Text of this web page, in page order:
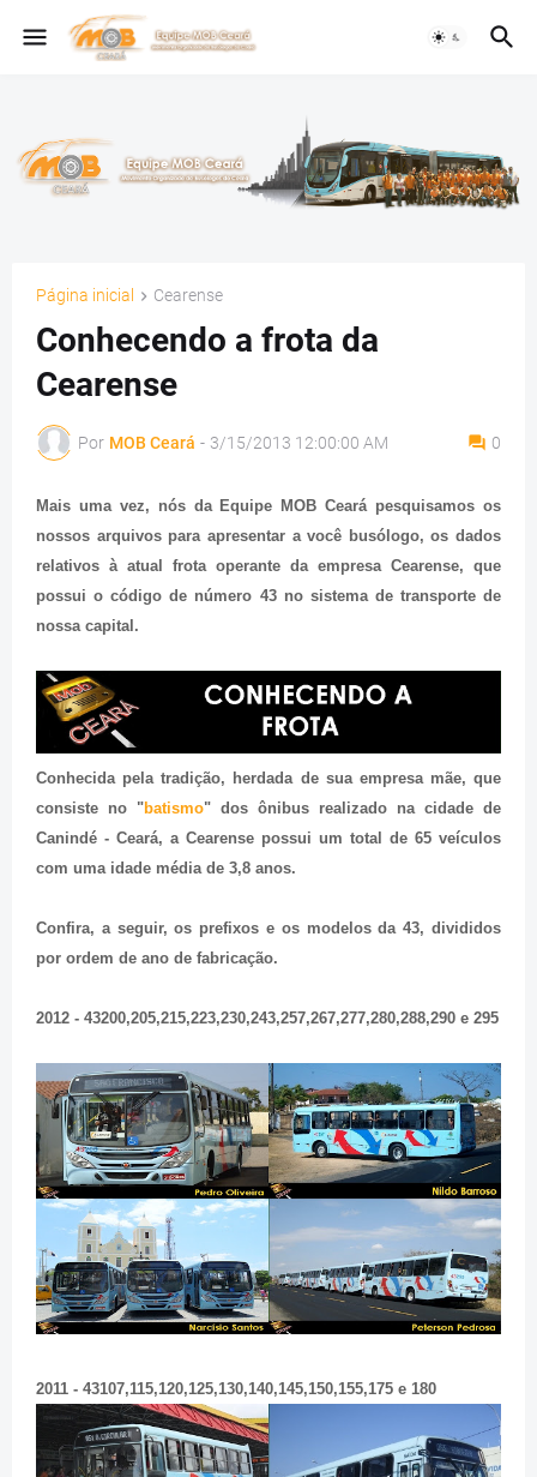
Página inicial Cearense
Conhecendo a frota da
Cearense
Por MOB Ceará - 3/15/2013 12:00:00 AM 0
Mais uma vez, nós da Equipe MOB Ceará pesquisamos os
nossos arquivos para apresentar a você busólogo, os dados
relativos à atual frota operante da empresa Cearense, que
possui o código de número 43 no sistema de transporte de
nossa capital.
Conhecida pela tradição, herdada de sua empresa mãe, que
consiste no "batismo" dos ônibus realizado na cidade de
Canindé - Ceará, a Cearense possui um total de 65 veículos
com uma idade média de 3,8 anos.
Confira, a seguir, os prefixos e os modelos da 43, divididos
por ordem de ano de fabricação.
2012 - 43200,205,215,223,230,243,257,267,277,280,288,290 e 295
2011 - 43107,115,120,125,130,140,145,150,155,175 e 180